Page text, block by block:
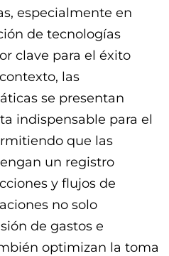
especialmente en
de tecnologías
clave para el éxito
las
se presentan
indispensable para el
que las
un registro
y flujos de
no solo
de gastos e
optimizan la toma